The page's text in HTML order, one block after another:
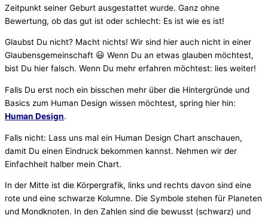
Zeitpunkt seiner Geburt ausgestattet wurde. Ganz ohne
Bewertung, ob das gut ist oder schlecht: Es ist wie es ist!
Glaubst Du nicht? Macht nichts! Wir sind hier auch nicht in einer
Glaubensgemeinschaft 😃 Wenn Du an etwas glauben möchtest,
bist Du hier falsch. Wenn Du mehr erfahren möchtest: lies weiter!
Falls Du erst noch ein bisschen mehr über die Hintergründe und
Basics zum Human Design wissen möchtest, spring hier hin:
Human Design.
Falls nicht: Lass uns mal ein Human Design Chart anschauen,
damit Du einen Eindruck bekommen kannst. Nehmen wir der
Einfachheit halber mein Chart.
In der Mitte ist die Körpergrafik, links und rechts davon sind eine
rote und eine schwarze Kolumne. Die Symbole stehen für Planeten
und Mondknoten. In den Zahlen sind die bewusst (schwarz) und